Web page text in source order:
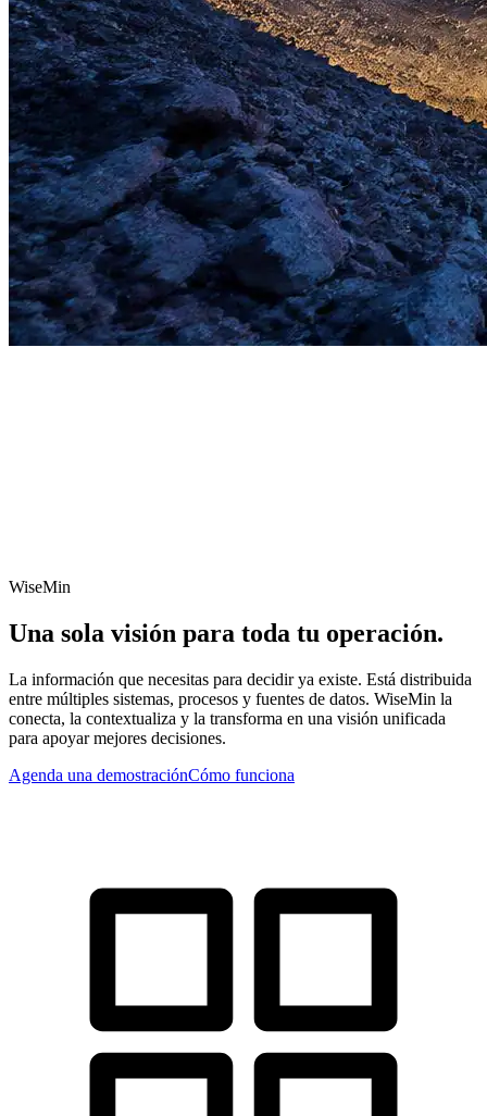
WiseMin
Una sola visión para toda tu operación.
La información que necesitas para decidir ya existe. Está distribuida
entre múltiples sistemas, procesos y fuentes de datos. WiseMin la
conecta, la contextualiza y la transforma en una visión unificada
para apoyar mejores decisiones.
Agenda una demostraciónCómo funciona